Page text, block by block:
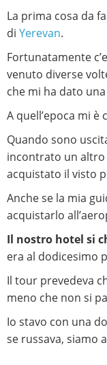
La prima cosa da
di Yerevan.
Fortunatamente
venuto diverse
che mi ha dato
A quell’epoca mi è
Quando sono
incontrato un altro
acquistato il visto
Anche se la mia
acquistarlo
Il nostro hotel si
era al dodicesimo
Il tour prevedeva
meno che non si
Io stavo con una
se russava, siamo